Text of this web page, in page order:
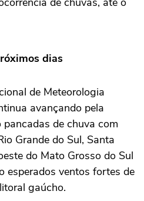
dias
de Meteorologia
avançando pela
de chuva com
Grande do Sul, Santa
do Mato Grosso do Sul
esperados ventos fortes de
gaúcho.